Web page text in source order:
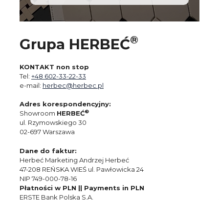
Grupa HERBEĆ®
KONTAKT non stop
Tel: +48 602-33-22-33
e-mail: herbec@herbec.pl
Adres korespondencyjny:
Showroom HERBEĆ®
ul. Rzymowskiego 30
02-697 Warszawa
Dane do faktur:
Herbeć Marketing Andrzej Herbeć
47-208 REŃSKA WIEŚ ul. Pawłowicka 24
NIP 749-000-78-16
Płatności w PLN || Payments in PLN
ERSTE Bank Polska S.A.